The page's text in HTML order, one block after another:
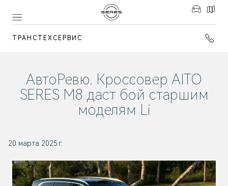
ТРАНСТЕХСЕРВИС
АвтоРевю. Кроссовер AITO
SERES M8 даст бой старшим
моделям Li
20 марта 2025 г.